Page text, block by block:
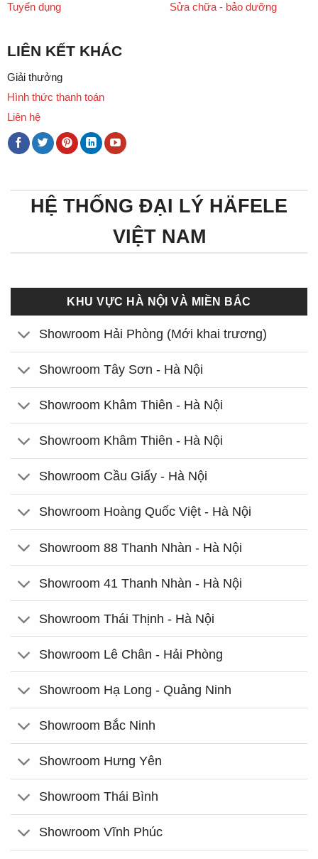
Tuyển dụng
Sửa chữa - bảo dưỡng
LIÊN KẾT KHÁC
Giải thưởng
Hình thức thanh toán
Liên hệ
HỆ THỐNG ĐẠI LÝ HÄFELE
VIỆT NAM
KHU VỰC HÀ NỘI VÀ MIỀN BẮC
Showroom Hải Phòng (Mới khai trương)
Showroom Tây Sơn - Hà Nội
Showroom Khâm Thiên - Hà Nội
Showroom Khâm Thiên - Hà Nội
Showroom Cầu Giấy - Hà Nội
Showroom Hoàng Quốc Việt - Hà Nội
Showroom 88 Thanh Nhàn - Hà Nội
Showroom 41 Thanh Nhàn - Hà Nội
Showroom Thái Thịnh - Hà Nội
Showroom Lê Chân - Hải Phòng
Showroom Hạ Long - Quảng Ninh
Showroom Bắc Ninh
Showroom Hưng Yên
Showroom Thái Bình
Showroom Vĩnh Phúc